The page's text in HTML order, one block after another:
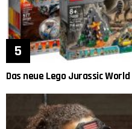
Das neue Lego Jurassic